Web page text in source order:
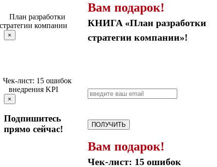
Вам подарок!
КНИГА «План разработки
стратегии компании»!
ПОЛУЧИТЬ
×
Вам подарок!
Чек-лист: 15 ошибок
×
Подпишитесь
прямо сейчас!